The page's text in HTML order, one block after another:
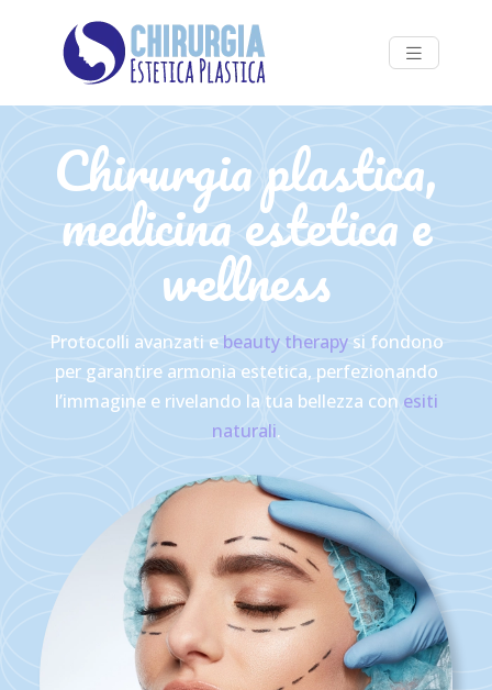
Chirurgia plastica,
medicina estetica e
wellness
Protocolli avanzati e beauty therapysi fondono
per garantire armonia estetica, perfezionando
l’immagine e rivelando la tua bellezza con esiti
naturali.